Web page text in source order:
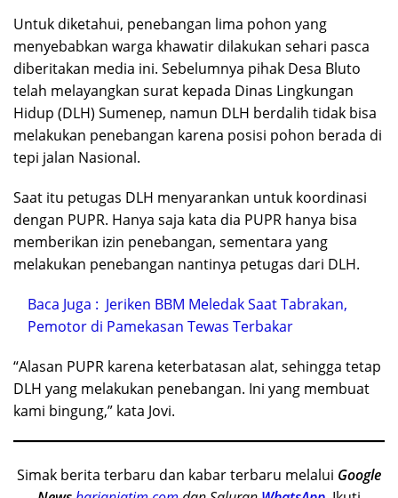
Untuk diketahui, penebangan lima pohon yang
menyebabkan warga khawatir dilakukan sehari pasca
diberitakan media ini. Sebelumnya pihak Desa Bluto
telah melayangkan surat kepada Dinas Lingkungan
Hidup (DLH) Sumenep, namun DLH berdalih tidak bisa
melakukan penebangan karena posisi pohon berada di
tepi jalan Nasional.
Saat itu petugas DLH menyarankan untuk koordinasi
dengan PUPR. Hanya saja kata dia PUPR hanya bisa
memberikan izin penebangan, sementara yang
melakukan penebangan nantinya petugas dari DLH.
Baca Juga : Jeriken BBM Meledak Saat Tabrakan,
Pemotor di Pamekasan Tewas Terbakar
“Alasan PUPR karena keterbatasan alat, sehingga tetap
DLH yang melakukan penebangan. Ini yang membuat
kami bingung,” kata Jovi.
Simak berita terbaru dan kabar terbaru melalui Google